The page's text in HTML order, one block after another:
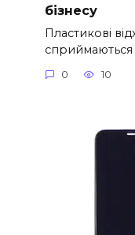
бізнесу
Пластикові
сприймаються
0 10